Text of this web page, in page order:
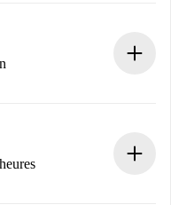
les informations
que le propriétaire